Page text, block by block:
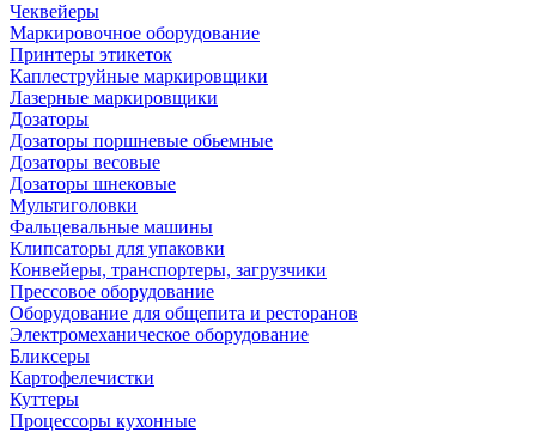
Чеквейеры
Маркировочное оборудование
Принтеры этикеток
Каплеструйные маркировщики
Лазерные маркировщики
Дозаторы
Дозаторы поршневые обьемные
Дозаторы весовые
Дозаторы шнековые
Мультиголовки
Фальцевальные машины
Клипсаторы для упаковки
Конвейеры, транспортеры, загрузчики
Прессовое оборудование
Оборудование для общепита и ресторанов
Электромеханическое оборудование
Бликсеры
Картофелечистки
Куттеры
Процессоры кухонные